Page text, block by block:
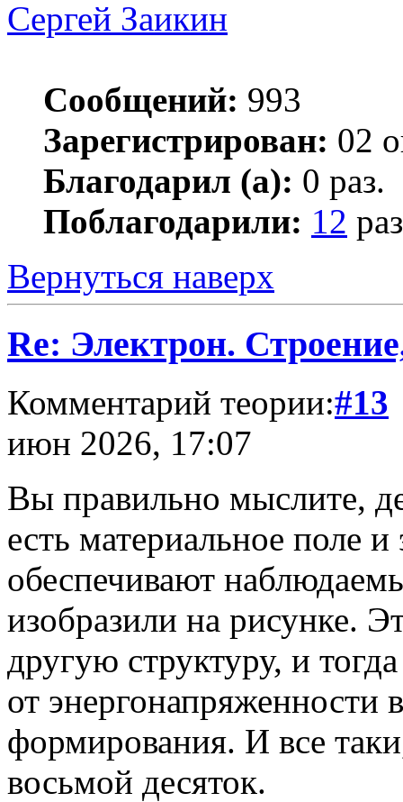
Сергей Заикин
Сообщений: 993
Зарегистрирован: 02
Благодарил (а): 0 раз.
Поблагодарили: 12
Вернуться наверх
Re: Электрон.
Комментарий теории:#13
июн 2026, 17:07
Вы правильно мыслите,
есть материальное поле
обеспечивают
изобразили на рисунке.
другую структуру, и
от
формирования. И все
восьмой десяток.